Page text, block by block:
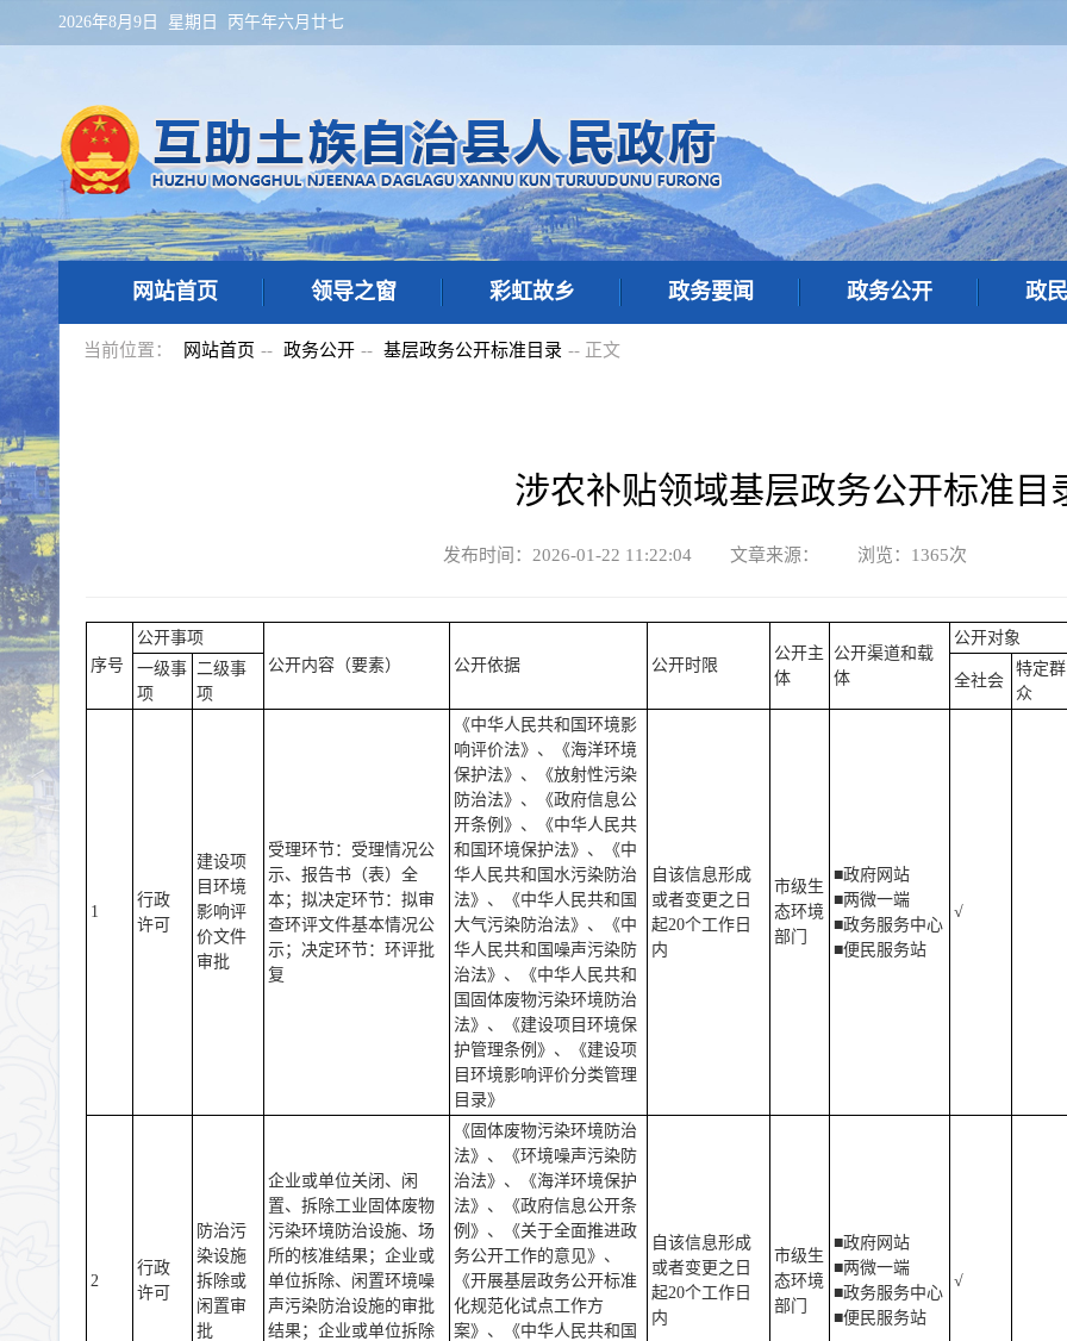
2026年8月9日 星期日 丙午年六月廿七
网站首页 领导之窗 彩虹故乡 政务要闻 政务公开 政
当前位置： 网站首页 -- 政务公开 -- 基层政务公开标准目录 -- 正文
涉农补贴领域基层政务公开标准目
发布时间：2026-01-22 11:22:04 文章来源： 浏览： 1365次
序号
公开事项
公开内容（要素）
公开依据 公开时限
公开主
体
公开渠道和载
体
公开对象
一级事
项
二级事
项
全社会
特定群
众
1
行政
许可
建设项
目环境
影响评
价文件
审批
受理环节：受理情况公
示、报告书（表）全
本；拟决定环节：拟审
查环评文件基本情况公
示；决定环节：环评批
复
《中华人民共和国环境影
响评价法》、《海洋环境
保护法》、《放射性污染
防治法》、《政府信息公
开条例》、《中华人民共
和国环境保护法》、《中
华人民共和国水污染防治
法》、《中华人民共和国
大气污染防治法》、《中
华人民共和国噪声污染防
治法》、《中华人民共和
国固体废物污染环境防治
法》、《建设项目环境保
护管理条例》、《建设项
目环境影响评价分类管理
目录》
自该信息形成
或者变更之日
起20个工作日
内
市级生
态环境
部门
■政府网站
■两微一端
■政务服务中心
■便民服务站
√
2
行政
许可
防治污
染设施
拆除或
闲置审
批
企业或单位关闭、闲
置、拆除工业固体废物
污染环境防治设施、场
所的核准结果；企业或
单位拆除、闲置环境噪
声污染防治设施的审批
结果；企业或单位拆除
《固体废物污染环境防治
法》、《环境噪声污染防
治法》、《海洋环境保护
法》、《政府信息公开条
例》、《关于全面推进政
务公开工作的意见》、
《开展基层政务公开标准
化规范化试点工作方
案》、《中华人民共和国
自该信息形成
或者变更之日
起20个工作日
内
市级生
态环境
部门
■政府网站
■两微一端
■政务服务中心
■便民服务站
√